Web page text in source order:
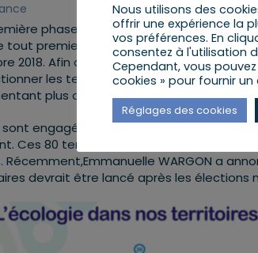
phase d’expérimentation avec 19
tout premier contrat de transition
2018. Afin de généraliser le dispositif, le
les territoires : sur les 127 dossiers
plus de7M d’habitants.
sont engagés dans ces contrats de
Ces 80 territoires représentent plus de
WARGON a
devrait être lancé après les élections
Nous utilisons des
offrir une expérience la
vos préférences. En
consentez à l'utilisation
Cependant, vous
cookies » pour fournir
Réglages des cookies